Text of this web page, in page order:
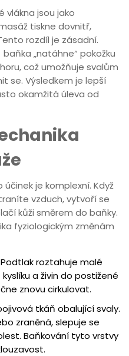
vlákna jsou jako
tiskne dovnitř,
rozdíl je zásadní.
„natáhne“ pokožku
což umožňuje svalům
se. Výsledkem je lepší
okamžitá úleva od
je komplexní. Když
vzduch, vytvoří se
kůži směrem do baňky.
fyziologickým změnám
Podtlak roztahuje malé
a živin do postižené
znovu cirkulovat.
tkáň obalující svaly.
zraněná, slepuje se
Baňkování tyto vrstvy